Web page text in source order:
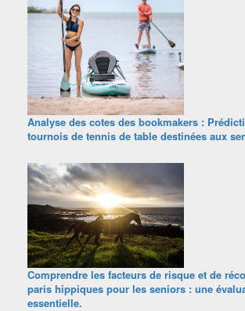
Analyse des cotes des bookmakers :
tournois de tennis de table destinées aux
Comprendre les facteurs de risque et de
paris hippiques pour les seniors : une
essentielle.